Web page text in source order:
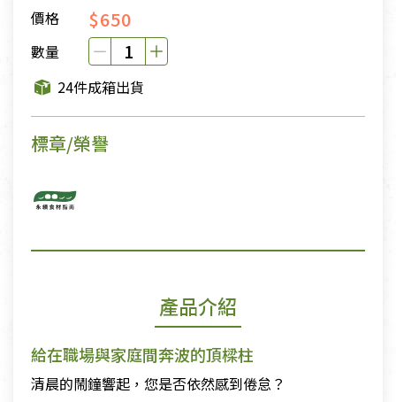
價格
$650
數量
24件成箱出貨
標章/榮譽
產品介紹
給在職場與家庭間奔波的頂樑柱
清晨的鬧鐘響起，您是否依然感到倦怠？